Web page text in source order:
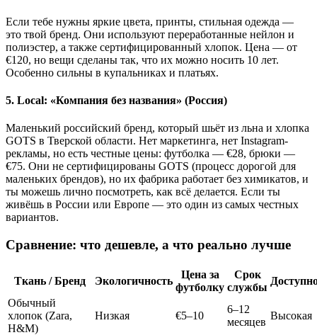
Если тебе нужны яркие цвета, принты, стильная одежда —
это твой бренд. Они используют переработанные нейлон и
полиэстер, а также сертифицированный хлопок. Цена — от
€120, но вещи сделаны так, что их можно носить 10 лет.
Особенно сильны в купальниках и платьях.
5. Local: «Компания без названия» (Россия)
Маленький российский бренд, который шьёт из льна и хлопка
GOTS в Тверской области. Нет маркетинга, нет Instagram-
рекламы, но есть честные цены: футболка — €28, брюки —
€75. Они не сертифицированы GOTS (процесс дорогой для
маленьких брендов), но их фабрика работает без химикатов, и
ты можешь лично посмотреть, как всё делается. Если ты
живёшь в России или Европе — это один из самых честных
вариантов.
Сравнение: что дешевле, а что реально лучше
Ткань / Бренд Экологичность
Цена за
футболку
Срок
службы
Обычный
хлопок (Zara,
H&M)
Низкая €5–10
6–12
месяцев
Высокая